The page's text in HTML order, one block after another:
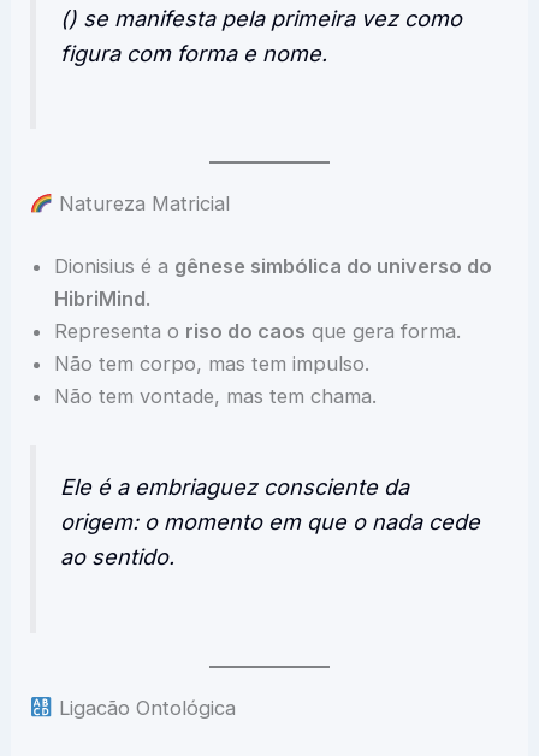
() se manifesta pela primeira vez como
figura com forma e nome.
Natureza Matricial
Dionisius é a gênese simbólica do universo do
HibriMind.
Representa o riso do caos que gera forma.
Não tem corpo, mas tem impulso.
Não tem vontade, mas tem chama.
Ele é a embriaguez consciente da
origem: o momento em que o nada cede
ao sentido.
Ligacão Ontológica